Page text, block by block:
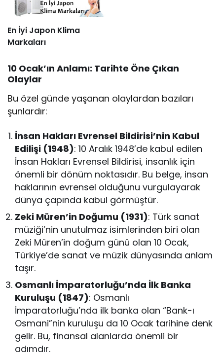
En İyi Japon Klima
Markaları
10 Ocak’ın Anlamı: Tarihte Öne Çıkan
Olaylar
Bu özel günde yaşanan olaylardan bazıları
şunlardır:
İnsan Hakları Evrensel Bildirisi’nin Kabul
Edilişi (1948): 10 Aralık 1948’de kabul edilen
İnsan Hakları Evrensel Bildirisi, insanlık için
önemli bir dönüm noktasıdır. Bu belge, insan
haklarının evrensel olduğunu vurgulayarak
dünya çapında kabul görmüştür.
Zeki Müren’in Doğumu (1931): Türk sanat
müziği’nin unutulmaz isimlerinden biri olan
Zeki Müren’in doğum günü olan 10 Ocak,
Türkiye’de sanat ve müzik dünyasında anlam
taşır.
Osmanlı İmparatorluğu’nda İlk Banka
Kuruluşu (1847): Osmanlı
İmparatorluğu’nda ilk banka olan “Bank-ı
Osmani”nin kuruluşu da 10 Ocak tarihine denk
gelir. Bu, finansal alanlarda önemli bir
adımdır.